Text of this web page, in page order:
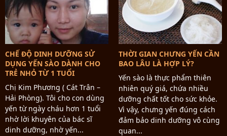
CHẾ ĐỘ DINH DƯỠNG SỬ
DỤNG YẾN SÀO DÀNH CHO
TRẺ NHỎ TỪ 1 TUỔI
Chị Kim Phương ( Cát Trân –
Hải Phòng). Tôi cho con dùng
yến từ ngày cháu hơn 1 tuổi
nhờ lời khuyên của bác sĩ
dinh dưỡng, nhờ yến...
THỜI GIAN CHƯNG YẾN CẦN
BAO LÂU LÀ HỢP LÝ?
Yến sào là thực phẩm thiên
nhiên quý giá, chứa nhiều
dưỡng chất tốt cho sức khỏe.
Vì vậy, chưng yến đúng cách
đảm bảo dinh dưỡng vô cùng
quan...